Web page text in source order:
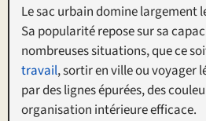
Le sac urbain domine largement
Sa popularité repose sur sa
nombreuses situations, que ce
travail, sortir en ville ou voyager
par des lignes épurées, des
organisation intérieure efficace.